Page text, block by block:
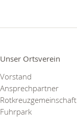
Unser Ortsverein
Vorstand
Ansprechpartner
Rotkreuzgemeinschaft
Fuhrpark